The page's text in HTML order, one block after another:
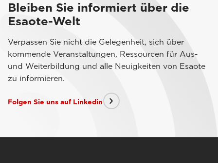
Bleiben Sie informiert über die
Esaote-Welt
Verpassen Sie nicht die Gelegenheit, sich über
kommende Veranstaltungen, Ressourcen für Aus-
und Weiterbildung und alle Neuigkeiten von Esaote
zu informieren.
Folgen Sie uns auf Linkedin